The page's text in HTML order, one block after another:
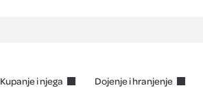
Kupanje i njega Dojenje i hranjenje